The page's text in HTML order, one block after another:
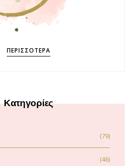
ΠΕΡΙΣΣΌΤΕΡΑ
Κατηγορίες
(79)
(46)